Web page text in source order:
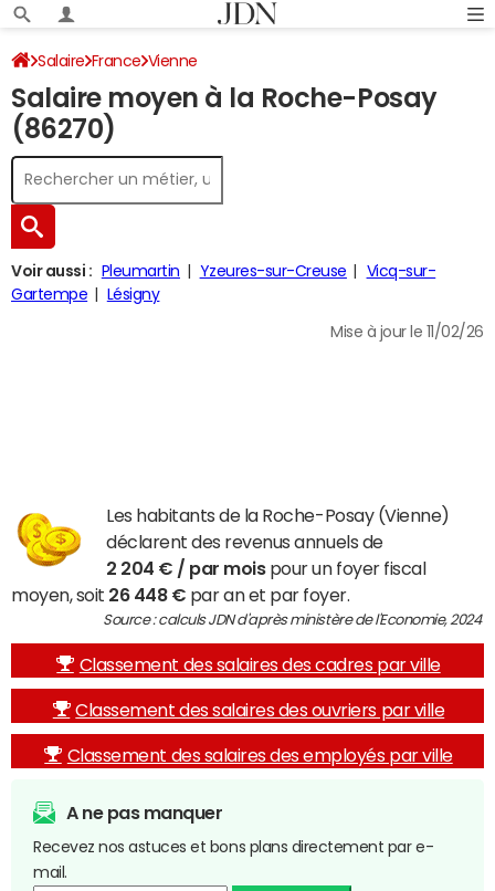
Salaire France Vienne
Salaire moyen à la Roche-Posay
(86270)
Voir aussi : Pleumartin Yzeures-sur-Creuse
Vicq-sur-
Gartempe
Lésigny
Mise à jour le 11/02/26
Les habitants de la Roche-Posay (Vienne)
déclarent des revenus annuels de
2 204 € / par moispour un foyer fiscal
moyen, soit 26 448 € par an et par foyer.
Source : calculs JDN d'après ministère de l'Economie, 2024
Classement des salaires des cadres par ville
Classement des salaires des ouvriers par ville
Classement des salaires des employés par ville
A ne pas manquer
Recevez nos astuces et bons plans directement par e-
mail.